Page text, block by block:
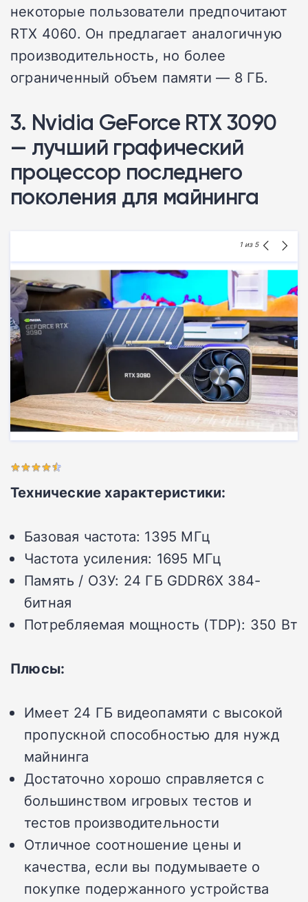
некоторые пользователи предпочитают
RTX 4060. Он предлагает аналогичную
производительность, но более
ограниченный объем памяти — 8 ГБ.
3. Nvidia GeForce RTX 3090
— лучший графический
процессор последнего
поколения для майнинга
1 из 5
Технические характеристики:
Базовая частота: 1395 МГц
Частота усиления: 1695 МГц
Память / ОЗУ: 24 ГБ GDDR6X 384-
битная
Потребляемая мощность (TDP): 350 Вт
Плюсы:
Имеет 24 ГБ видеопамяти с высокой
пропускной способностью для нужд
майнинга
Достаточно хорошо справляется с
большинством игровых тестов и
тестов производительности
Отличное соотношение цены и
качества, если вы подумываете о
покупке подержанного устройства